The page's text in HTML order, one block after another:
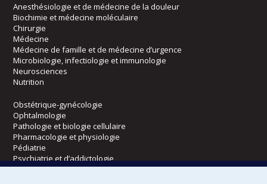
Anesthésiologie et de médecine de la douleur
Biochimie et médecine moléculaire
Chirurgie
Médecine
Médecine de famille et de médecine d’urgence
Microbiologie, infectiologie et immunologie
Neurosciences
Nutrition
Obstétrique-gynécologie
Ophtalmologie
Pathologie et biologie cellulaire
Pharmacologie et physiologie
Pédiatrie
Psychiatrie et d’addictologie
Radiologie, radio-oncologie et médecine nucléaire